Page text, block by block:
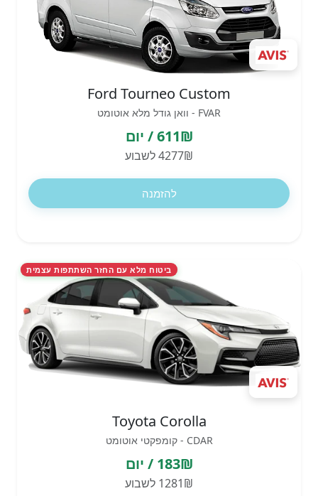
Ford Tourneo Custom
FVAR - וואן גודל מלא אוטומט
611₪ / יום
4277₪ לשבוע
להזמנה
ביטוח מלא עם החזר השתתפות עצמית
Toyota Corolla
CDAR - קומפקטי אוטומט
183₪ / יום
1281₪ לשבוע